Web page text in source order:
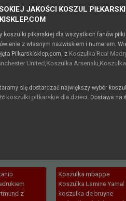
JAKOŚCI KOSZUL
piłkarskiej dla wszystkich fanów
z własnym nazwiskiem i numerem.
Pilkarskisklep.com, z Koszulka Real
United ,Koszulka Arsenalu,Koszulka
się dostarczać największy wybór
koszulki piłkarskie dla dzieci. Dostawa na
z
Koszulka mbappe
Koszulka Lamine Yamal
koszulka de bruyne